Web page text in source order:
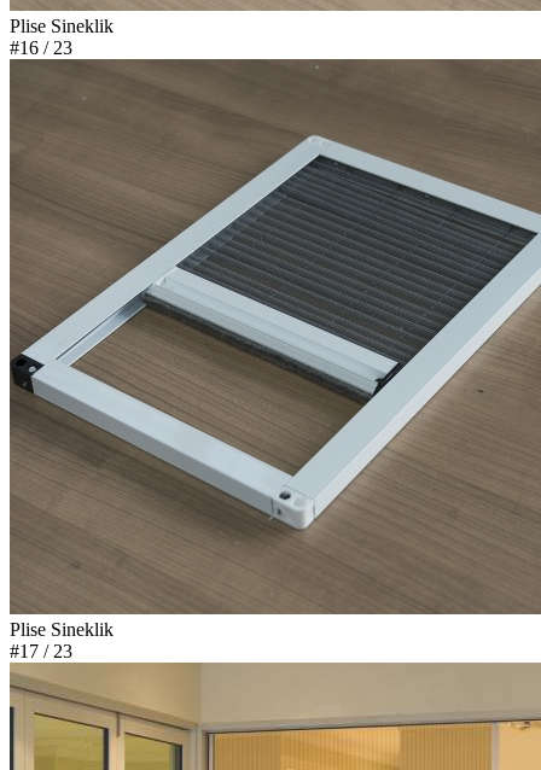
Plise Sineklik
#16 / 23
Plise Sineklik
#17 / 23